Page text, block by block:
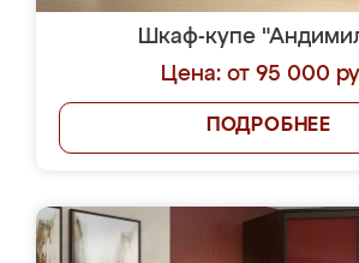
Шкаф-купе
Цена: от 95 000
ПОДРОБНЕЕ